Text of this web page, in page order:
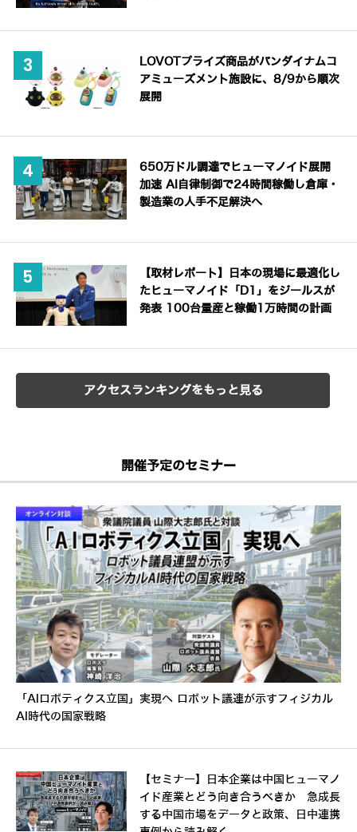
LOVOTプライズ商品がバンダイナムコ
アミューズメント施設に、8/9から順次
展開
650万ドル調達でヒューマノイド展開
加速 AI自律制御で24時間稼働し倉庫・
製造業の人手不足解決へ
【取材レポート】日本の現場に最適化し
たヒューマノイド「D1」をジールスが
発表 100台量産と稼働1万時間の計画
アクセスランキングをもっと見る
開催予定のセミナー
「AIロボティクス立国」実現へ ロボット議連が示すフィジカル
AI時代の国家戦略
【セミナー】日本企業は中国ヒューマノ
イド産業とどう向き合うべきか 急成長
する中国市場をデータと政策、日中連携